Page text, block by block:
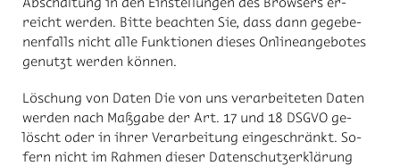
reicht wer­den. Bit­te be­ach­ten Sie, dass dann ge­ge­be­
nen­falls nicht alle Funk­tio­nen die­ses On­line­an­ge­bo­tes
ge­nutzt wer­den kön­nen.
Lö­schung von Da­ten Die von uns ver­ar­bei­te­ten Da­ten
wer­den nach Maß­ga­be der Art. 17 und 18 DS­GVO ge­
löscht oder in ih­rer Ver­ar­bei­tung ein­ge­schränkt. So­
fern nicht im Rah­men die­ser Da­ten­schutz­er­klä­rung